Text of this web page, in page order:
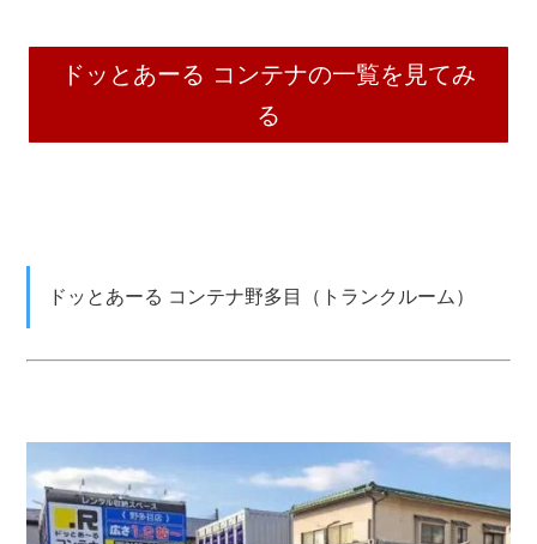
ドッとあーる コンテナの一覧を見てみ
る
ドッとあーる コンテナ野多目（トランクルーム）